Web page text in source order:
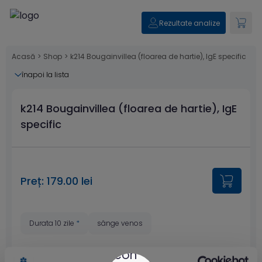
Rezultate analize
Acasă > Shop > k214 Bougainvillea (floarea de hartie), IgE specific
înapoi la lista
k214 Bougainvillea (floarea de hartie), IgE
specific
Preț: 179.00 lei
Durata 10 zile * sânge venos
* Estimare valabilă doar pentru